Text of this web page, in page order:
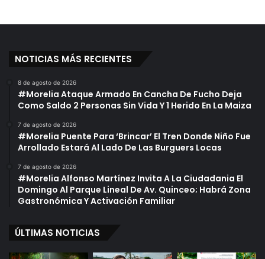
NOTICIAS MÁS RECIENTES
8 de agosto de 2026
#Morelia Ataque Armado En Cancha De Fucho Deja
Como Saldo 2 Personas Sin Vida Y 1 Herido En La Maiza
7 de agosto de 2026
#Morelia Puente Para ‘Brincar’ El Tren Donde Niño Fue
Arrollado Estará Al Lado De Las Burguers Locas
7 de agosto de 2026
#Morelia Alfonso Martínez Invita A La Ciudadania El
Domingo Al Parque Lineal De Av. Quinceo; Habrá Zona
Gastronómica Y Activación Familiar
ÚLTIMAS NOTICIAS